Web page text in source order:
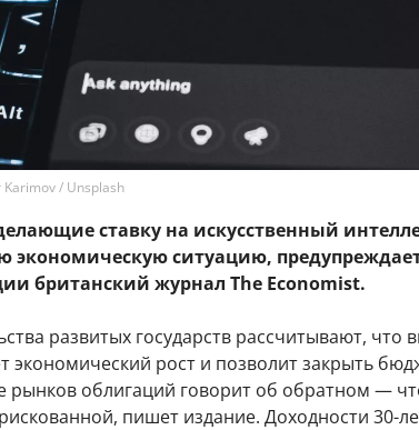
/ Unsplash
ставку на искусственный
экономическую ситуацию,
британский журнал The Economist.
развитых государств рассчитывают, что
экономический рост и позволит закрыть
рынков облигаций говорит об обратном —
пишет издание. Доходности 30-